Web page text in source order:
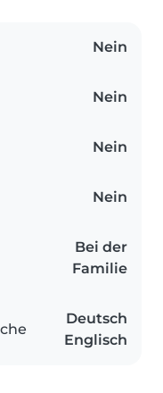
Nein
Nein
Nein
Nein
Bei der
Familie
Deutsch
Englisch